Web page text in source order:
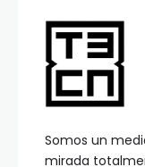
Somos un
mirada